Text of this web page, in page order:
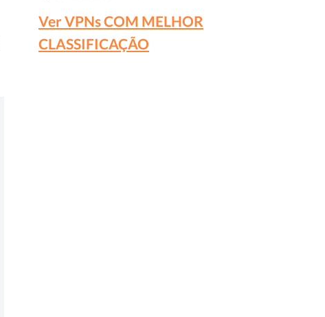
Ver VPNs COM MELHOR
CLASSIFICAÇÃO